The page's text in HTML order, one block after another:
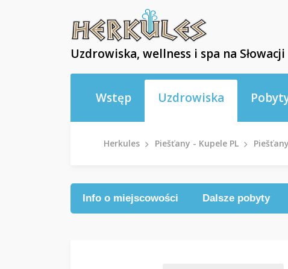
Uzdrowiska, wellness i spa na Słowacji
Wstęp Uzdrowiska
Herkules Piešťany - Kupele PL
Info o miejscowości Dalsze pobyty